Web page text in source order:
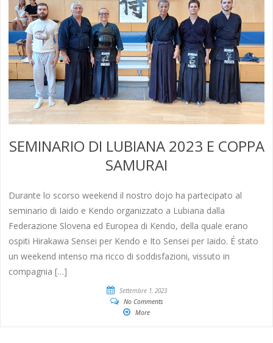
SEMINARIO DI LUBIANA 2023 E COPPA
SAMURAI
Durante lo scorso weekend il nostro dojo ha partecipato al
seminario di Iaido e Kendo organizzato a Lubiana dalla
Federazione Slovena ed Europea di Kendo, della quale erano
ospiti Hirakawa Sensei per Kendo e Ito Sensei per Iaido. É stato
un weekend intenso ma ricco di soddisfazioni, vissuto in
compagnia […]
Settembre 1, 2023
No Comments
More